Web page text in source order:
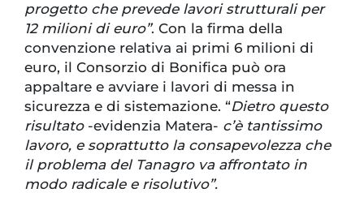
progetto che prevede lavori strutturali per
12 milioni di euro”. Con la firma della
convenzione relativa ai primi 6 milioni di
euro, il Consorzio di Bonifica può ora
appaltare e avviare i lavori di messa in
sicurezza e di sistemazione. “Dietro questo
risultato-evidenzia Matera- c’è tantissimo
lavoro, e soprattutto la consapevolezza che
il problema del Tanagro va affrontato in
modo radicale e risolutivo”.